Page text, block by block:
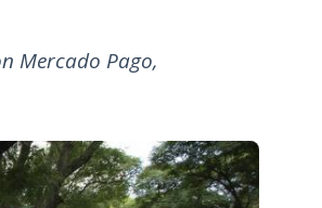
Mercado Pago,